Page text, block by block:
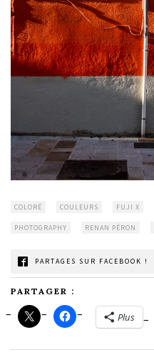
COLORÉ COULEURS FUJI X
PHOTOGRAPHY RENAN PÉRON
PARTAGES SUR FACEBOOK !
PARTAGER :
Plus